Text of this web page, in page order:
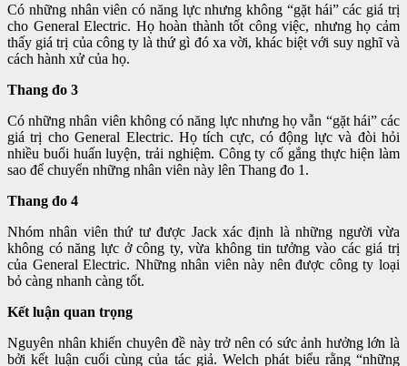
Có những nhân viên có năng lực nhưng không “gặt hái” các giá trị
cho General Electric. Họ hoàn thành tốt công việc, nhưng họ cảm
thấy giá trị của công ty là thứ gì đó xa vời, khác biệt với suy nghĩ và
cách hành xử của họ.
Thang đo 3
Có những nhân viên không có năng lực nhưng họ vẫn “gặt hái” các
giá trị cho General Electric. Họ tích cực, có động lực và đòi hỏi
nhiều buổi huấn luyện, trải nghiệm. Công ty cố gắng thực hiện làm
sao để chuyển những nhân viên này lên Thang đo 1.
Thang đo 4
Nhóm nhân viên thứ tư được Jack xác định là những người vừa
không có năng lực ở công ty, vừa không tin tưởng vào các giá trị
của General Electric. Những nhân viên này nên được công ty loại
bỏ càng nhanh càng tốt.
Kết luận quan trọng
Nguyên nhân khiến chuyên đề này trở nên có sức ảnh hưởng lớn là
bởi kết luận cuối cùng của tác giả. Welch phát biểu rằng “những